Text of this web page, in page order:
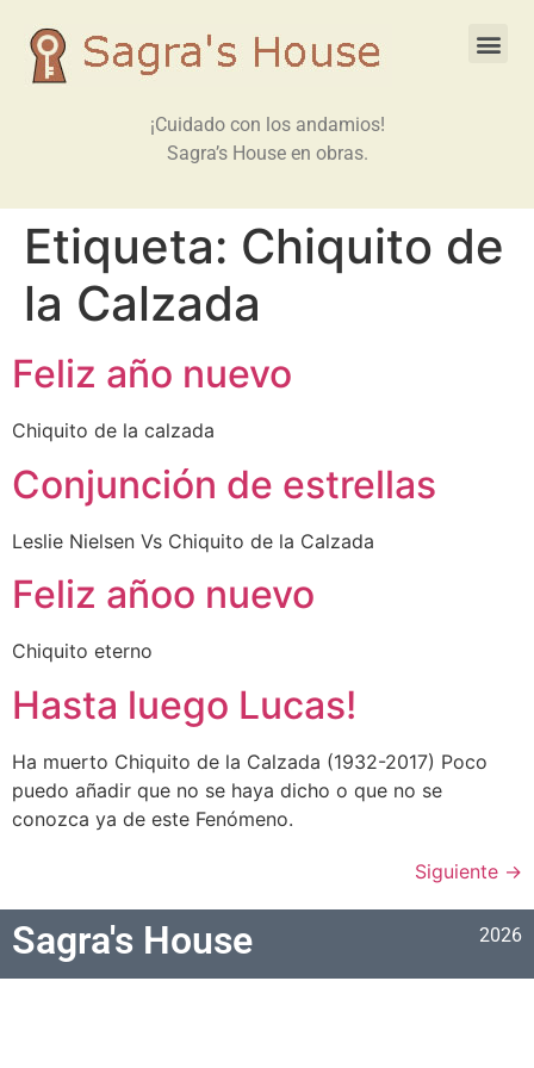
¡Cuidado con los andamios!
Sagra’s House en obras.
Etiqueta: Chiquito de
la Calzada
Feliz año nuevo
Chiquito de la calzada
Conjunción de estrellas
Leslie Nielsen Vs Chiquito de la Calzada
Feliz añoo nuevo
Chiquito eterno
Hasta luego Lucas!
Ha muerto Chiquito de la Calzada (1932-2017) Poco
puedo añadir que no se haya dicho o que no se
conozca ya de este Fenómeno.
Siguiente →
Sagra's House 2026